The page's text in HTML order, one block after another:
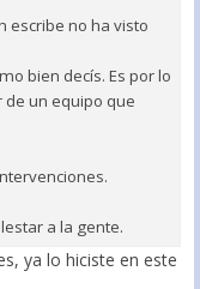
escribe no ha visto
bien decís. Es por lo
de un equipo que
a la gente.
ya lo hiciste en este